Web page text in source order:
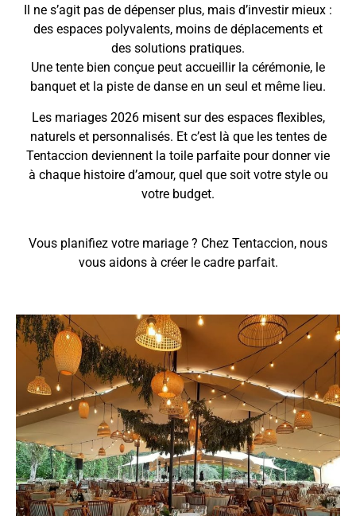
Il ne s’agit pas de dépenser plus, mais d’investir mieux :
des espaces polyvalents, moins de déplacements et
des solutions pratiques.
Une tente bien conçue peut accueillir la cérémonie, le
banquet et la piste de danse en un seul et même lieu.
Les mariages 2026 misent sur des espaces flexibles,
naturels et personnalisés. Et c’est là que les tentes de
Tentaccion deviennent la toile parfaite pour donner vie
à chaque histoire d’amour, quel que soit votre style ou
votre budget.
Vous planifiez votre mariage ? Chez Tentaccion, nous
vous aidons à créer le cadre parfait.